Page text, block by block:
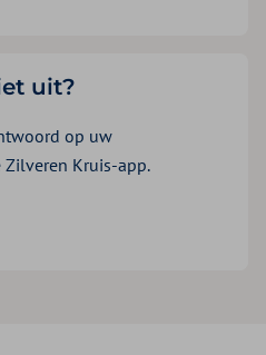
uit?
op uw
Kruis-app.